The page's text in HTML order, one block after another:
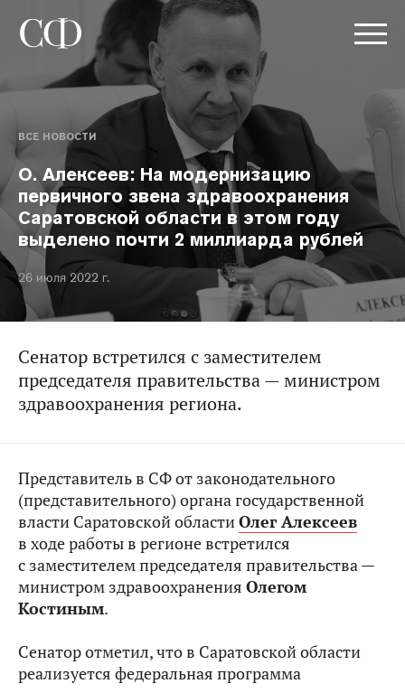
ВСЕ НОВОСТИ
О. Алексеев: На модернизацию
первичного звена здравоохранения
Саратовской области в этом году
выделено почти 2 миллиарда рублей
26 июля 2022 г.
Сенатор встретился с заместителем
председателя правительства — министром
здравоохранения региона.
Представитель в СФ от законодательного
(представительного) органа государственной
власти Саратовской областиОлег Алексеев
в ходе работы в регионе встретился
с заместителем председателя правительства —
министром здравоохранения Олегом
Костиным.
Сенатор отметил, что в Саратовской области
реализуется федеральная программа